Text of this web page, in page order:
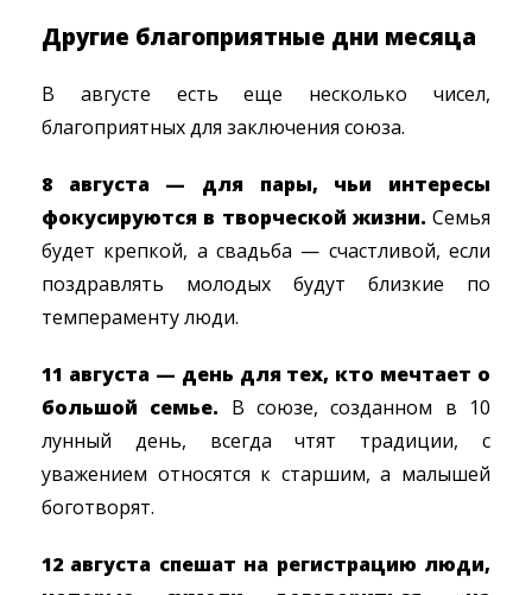
Другие благоприятные дни месяца
В августе есть еще несколько чисел,
благоприятных для заключения союза.
8 августа — для пары, чьи интересы
фокусируются в творческой жизни. Семья
будет крепкой, а свадьба — счастливой, если
поздравлять молодых будут близкие по
темпераменту люди.
11 августа — день для тех, кто мечтает о
большой семье. В союзе, созданном в 10
лунный день, всегда чтят традиции, с
уважением относятся к старшим, а малышей
боготворят.
12 августа спешат на регистрацию люди,